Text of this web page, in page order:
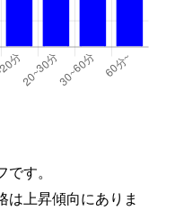
す。
は上昇傾向にありま